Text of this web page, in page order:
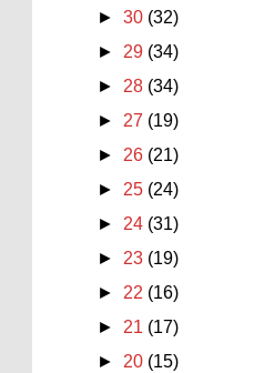
►30 (32)
► 29 (34)
► 28 (34)
► 27 (19)
► 26 (21)
► 25 (24)
► 24 (31)
► 23 (19)
► 22 (16)
► 21 (17)
► 20 (15)